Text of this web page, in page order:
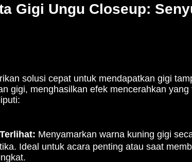
Gigi Ungu Closeup:
solusi cepat untuk mendapatkan gigi
gigi, menghasilkan efek mencerahkan
Menyamarkan warna kuning gigi
Ideal untuk acara penting atau saat